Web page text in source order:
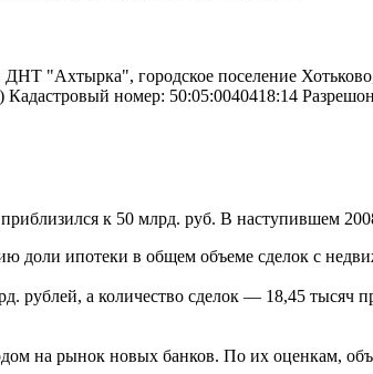
"Ахтырка", городское поселение
номер: 50:05:0040418:14
к 50 млрд. руб. В наступившем
доли ипотеки в общем объеме сделок с
рублей, а количество сделок — 18,45 тысяч
на рынок новых банков. По их оценкам,